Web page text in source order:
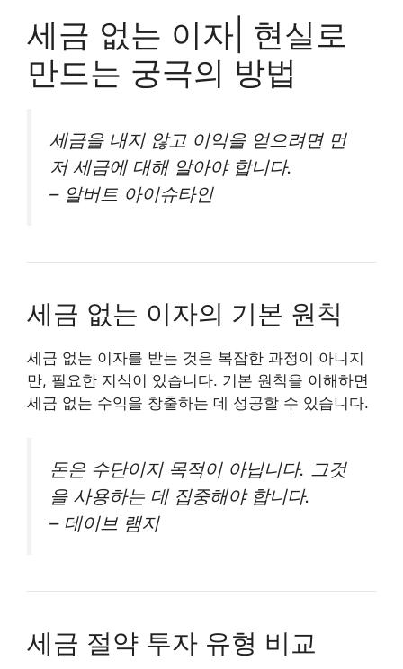
세금 없는 이자| 현실로
만드는 궁극의 방법
세금을 내지 않고 이익을 얻으려면 먼
저 세금에 대해 알아야 합니다.
– 알버트 아이슈타인
세금 없는 이자의 기본 원칙
세금 없는 이자를 받는 것은 복잡한 과정이 아니지
만, 필요한 지식이 있습니다. 기본 원칙을 이해하면
세금 없는 수익을 창출하는 데 성공할 수 있습니다.
돈은 수단이지 목적이 아닙니다. 그것
을 사용하는 데 집중해야 합니다.
– 데이브 램지
세금 절약 투자 유형 비교